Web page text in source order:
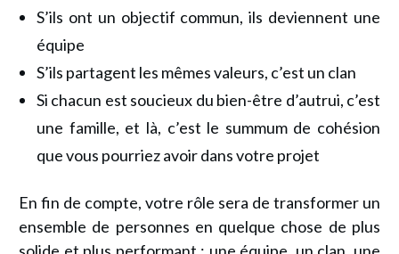
S’ils ont un objectif commun, ils deviennent une
équipe
S’ils partagent les mêmes valeurs, c’est un clan
Si chacun est soucieux du bien-être d’autrui, c’est
une famille, et là, c’est le summum de cohésion
que vous pourriez avoir dans votre projet
En fin de compte, votre rôle sera de transformer un
ensemble de personnes en quelque chose de plus